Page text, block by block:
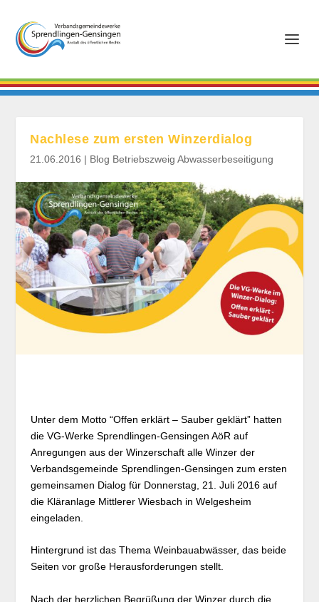
Nachlese zum ersten Winzerdialog
21.06.2016 | Blog Betriebszweig Abwasserbeseitigung
Unter dem Motto “Offen erklärt – Sauber geklärt” hatten
die VG-Werke Sprendlingen-Gensingen AöR auf
Anregungen aus der Winzerschaft alle Winzer der
Verbandsgemeinde Sprendlingen-Gensingen zum ersten
gemeinsamen Dialog für Donnerstag, 21. Juli 2016 auf
die Kläranlage Mittlerer Wiesbach in Welgesheim
eingeladen.
Hintergrund ist das Thema Weinbauabwässer, das beide
Seiten vor große Herausforderungen stellt.
Nach der herzlichen Begrüßung der Winzer durch die